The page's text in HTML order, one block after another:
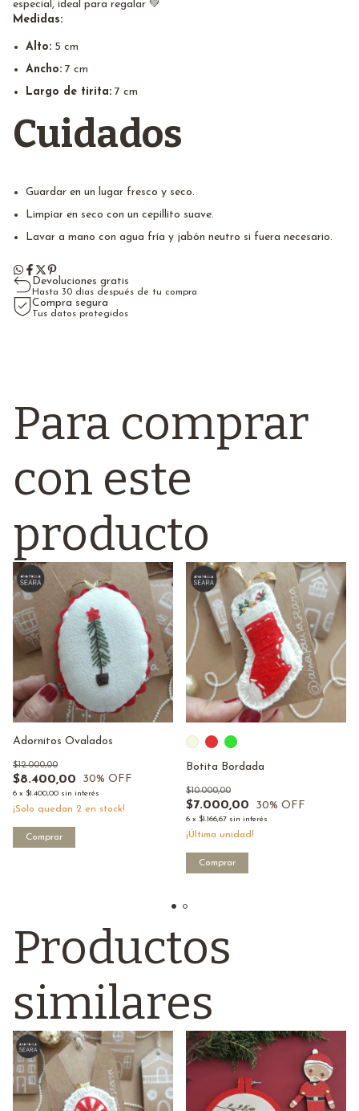
especial, ideal para regalar 💚
Medidas:
Alto: 5 cm
Ancho: 7 cm
Largo de tirita: 7 cm
Cuidados
Guardar en un lugar fresco y seco.
Limpiar en seco con un cepillito suave.
Lavar a mano con agua fría y jabón neutro si fuera necesario.
Devoluciones gratis
Hasta 30 días después de tu compra
Compra segura
Tus datos protegidos
Para comprar
con este
producto
Adornitos Ovalados
$8.400,00
$12.000,00
30% OFF
6 x $1.400,00 sin interés
¡Solo quedan 2 en stock!
Comprar
Botita Bordada
$7.000,00
$10.000,00
30% OFF
6 x $1.166,67 sin interés
¡Última unidad!
Comprar
Productos
similares